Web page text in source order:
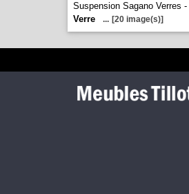
Suspension Sagano Verres -
Verre
... [20 image(s)]